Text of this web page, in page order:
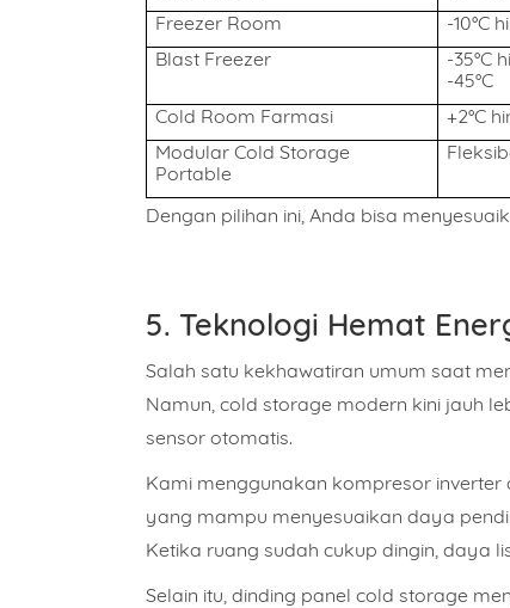
Freezer Room
-10°C
Blast Freezer
-35°C
-45°C
Cold Room Farmasi
+2°C
Modular Cold Storage
Portable
Dengan pilihan ini, Anda bisa
5. Teknologi Hemat
Salah satu kekhawatiran umum saat
Namun, cold storage modern kini jauh
sensor otomatis.
Kami menggunakan kompresor inverter
yang mampu menyesuaikan daya
Ketika ruang sudah cukup dingin, daya
Selain itu, dinding panel cold storage